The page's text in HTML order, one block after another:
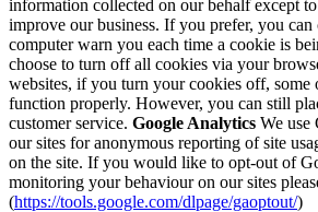
information collected on our behalf except
improve our business. If you prefer, you can
computer warn you each time a cookie is
choose to turn off all cookies via your
websites, if you turn your cookies off, some
function properly. However, you can still
customer service. Google Analytics We use
our sites for anonymous reporting of site
on the site. If you would like to opt-out of
monitoring your behaviour on our sites
(https://tools.google.com/dlpage/gaoptout/)